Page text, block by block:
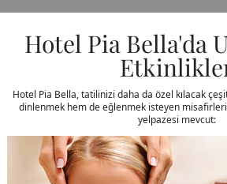
Hotel Pia Bella'da
Hotel Pia Bella, tatilinizi daha da özel kılacak
dinlenmek hem de eğlenmek isteyen
yelpazesi mevcut: